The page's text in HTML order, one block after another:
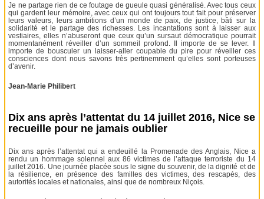
Je ne partage rien de ce foutage de gueule quasi généralisé. Avec tous ceux
qui gardent leur mémoire, avec ceux qui ont toujours tout fait pour préserver
leurs valeurs, leurs ambitions d’un monde de paix, de justice, bâti sur la
solidarité et le partage des richesses. Les incantations sont à laisser aux
vestiaires, elles n’abuseront que ceux qu’un sursaut démocratique pourrait
momentanément réveiller d’un sommeil profond. Il importe de se lever. Il
importe de bousculer un laisser-aller coupable du pire pour réveiller ces
consciences dont nous savons très pertinemment qu’elles sont porteuses
d’avenir.
Jean-Marie Philibert
Dix ans après l’attentat du 14 juillet 2016, Nice se
recueille pour ne jamais oublier
Dix ans après l’attentat qui a endeuillé la Promenade des Anglais, Nice a
rendu un hommage solennel aux 86 victimes de l’attaque terroriste du 14
juillet 2016. Une journée placée sous le signe du souvenir, de la dignité et de
la résilience, en présence des familles des victimes, des rescapés, des
autorités locales et nationales, ainsi que de nombreux Niçois.